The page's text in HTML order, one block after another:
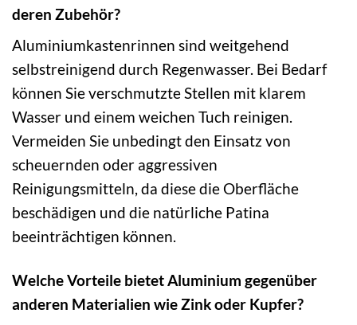
deren Zubehör?
Aluminiumkastenrinnen sind weitgehend
selbstreinigend durch Regenwasser. Bei Bedarf
können Sie verschmutzte Stellen mit klarem
Wasser und einem weichen Tuch reinigen.
Vermeiden Sie unbedingt den Einsatz von
scheuernden oder aggressiven
Reinigungsmitteln, da diese die Oberfläche
beschädigen und die natürliche Patina
beeinträchtigen können.
Welche Vorteile bietet Aluminium gegenüber
anderen Materialien wie Zink oder Kupfer?